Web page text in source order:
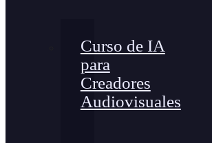
Curso de IA
para
Creadores
Audiovisuales